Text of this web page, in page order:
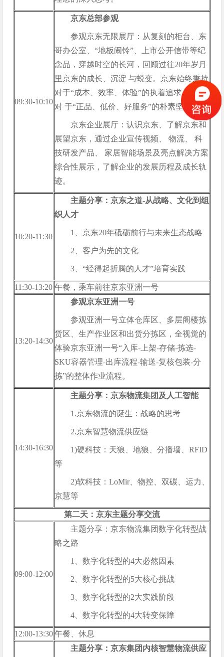
09:30-10:10
京东总部参观
参观京东无限展厅：从复刻的柜台、东
哥办公室、“地板闹铃”、上市公开信带等纪
念品，穿越时空的长河，回顾过往20年岁月
里京东的成长、沉淀 与蜕变。京东始终秉持
对于“成本、效率、体验”的执着追求，不改
对 于“正品、低价、好服务”的朴素坚守。
京东企业展厅：认识京东、了解京东和
展望京东，通过企业宣传视频、 物流、 科
技研发产品、 家居智能场景及亮点解决方案
综合性展示，了解企业的发展历程及成长轨
迹。
10:20-11:30
主题分享：京东之道-从战略、文化到组
织人才
1、京东20年砥砺前行与未来生态战略
2、客户为先的文化
3、“经得起折腾的人才”培育实践
11:30-13:20 午餐，乘车前往京东亚洲一号
13:20-14:30
参观京东亚洲一号
参观亚洲一号立体仓库区、多层阁楼拣
货区、生产作业区和出货分拣区，全视觉的
体验京东亚洲一号“入库-上架-存储-拣选-
SKU容器管理-出库流程-输送-复核包装-分
拣”的整体作业流程。
14:30-16:30
主题分享：京东物流集团及人工智能
1.京东物流的诞生：战略的思考
2.京东智慧物流供应链
1)硬科技：天狼、地狼、分播墙、RFID
等
2)软科技：LoMir、物控、双碳、运力、
京慧等
第二天：京东主题分享交流
09:00-12:00
主题分享：京东物流集团数字化转型战
略之路
1、数字化转型的4大必然因素
2、数字化转型的5大核心挑战
3、数字化转型的2大实践阶段
4、数字化转型的4大转变保障
12:00-13:30午餐、休息
主题分享：京东集团内核智慧物流供应